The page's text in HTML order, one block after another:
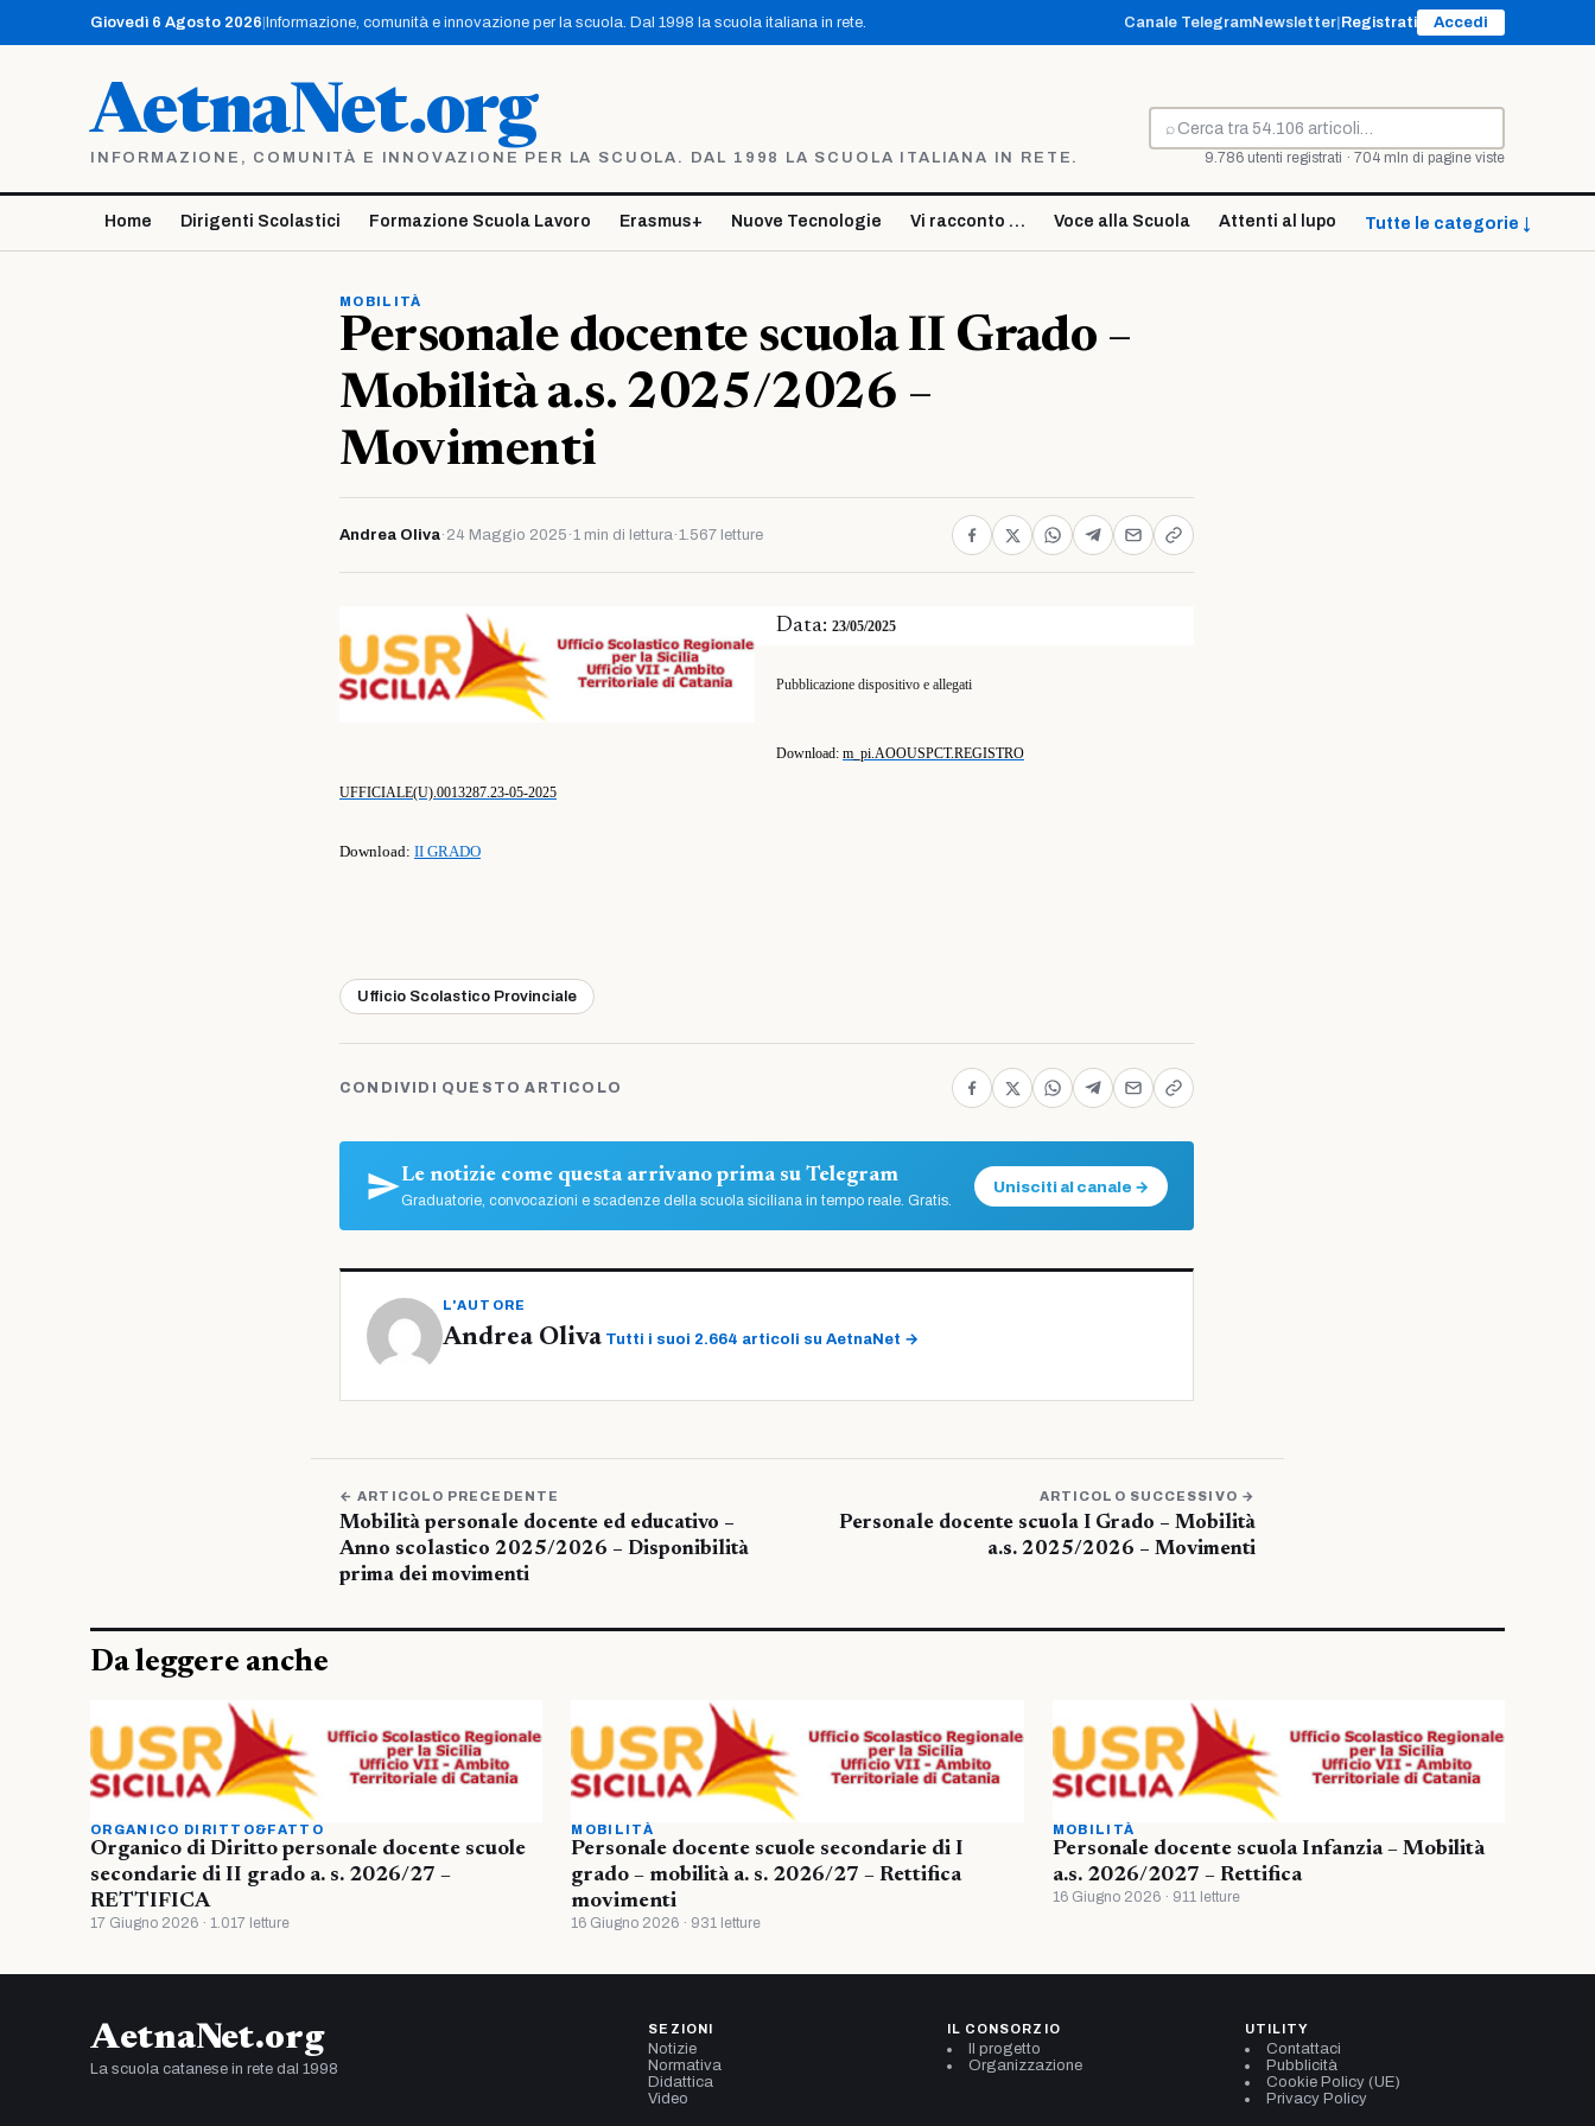
contenuto
Giovedì 6 Agosto 2026 Informazione, comunità e innovazione per la scuola. Dal 1998 la scuola italiana in rete. Canale TelegramNewsletter Registrati Accedi
AetnaNet.org
INFORMAZIONE, COMUNITÀ E INNOVAZIONE PER LA SCUOLA. DAL 1998 LA SCUOLA ITALIANA IN RETE.
⌕
Cerca
9.786 utenti registrati · 704 mln di pagine viste
Home Dirigenti Scolastici Formazione Scuola Lavoro Erasmus+ Nuove Tecnologie Vi racconto … Voce alla Scuola Attenti al lupo Tutte le categorie ↓
MOBILITÀ
Personale docente scuola II Grado –
Mobilità a.s. 2025/2026 –
Movimenti
Andrea Oliva· 24 Maggio 2025 ·1 min di lettura·1.567 letture
Data: 23/05/2025
Pubblicazione dispositivo e allegati
Download: m_pi.AOOUSPCT.REGISTRO
UFFICIALE(U).0013287.23-05-2025
Download: II GRADO
Ufficio Scolastico Provinciale
CONDIVIDI QUESTO ARTICOLO
Le notizie come questa arrivano prima su Telegram
Graduatorie, convocazioni e scadenze della scuola siciliana in tempo reale. Gratis.
Unisciti al canale →
L'AUTORE
Andrea Oliva Tutti i suoi 2.664 articoli su AetnaNet →
← ARTICOLO PRECEDENTE
Mobilità personale docente ed educativo –
Anno scolastico 2025/2026 – Disponibilità
prima dei movimenti
ARTICOLO SUCCESSIVO →
Personale docente scuola I Grado – Mobilità
a.s. 2025/2026 – Movimenti
Da leggere anche
ORGANICO DIRITTO&FATTO
Organico di Diritto personale docente scuole
secondarie di II grado a. s. 2026/27 –
RETTIFICA
17 Giugno 2026 · 1.017 letture
MOBILITÀ
Personale docente scuole secondarie di I
grado – mobilità a. s. 2026/27 – Rettifica
movimenti
16 Giugno 2026 · 931 letture
MOBILITÀ
Personale docente scuola Infanzia – Mobilità
a.s. 2026/2027 – Rettifica
16 Giugno 2026 · 911 letture
AetnaNet.org
La scuola catanese in rete dal 1998
SEZIONI
Notizie
Normativa
Didattica
Video
IL CONSORZIO
Il progetto
Organizzazione
UTILITY
Contattaci
Pubblicità
Cookie Policy (UE)
Privacy Policy